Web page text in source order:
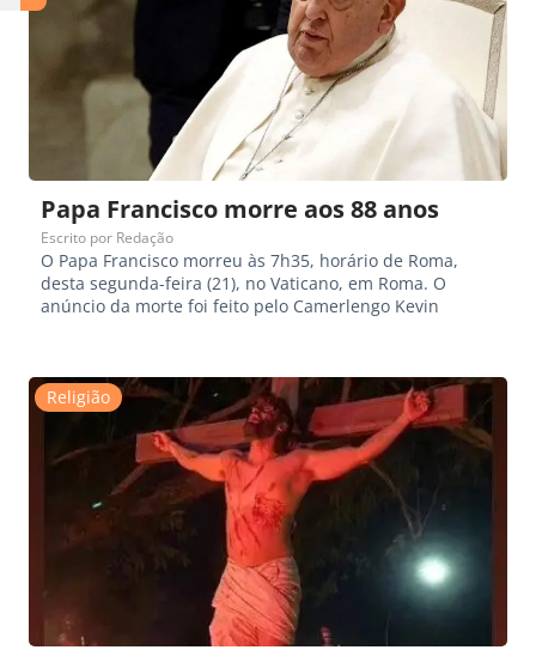
Papa Francisco morre aos 88 anos
Escrito por Redação
O Papa Francisco morreu às 7h35, horário de Roma,
desta segunda-feira (21), no Vaticano, em Roma. O
anúncio da morte foi feito pelo Camerlengo Kevin
Religião